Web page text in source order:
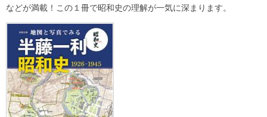
などが満載！この１冊で昭和史の理解が一気に深まります。